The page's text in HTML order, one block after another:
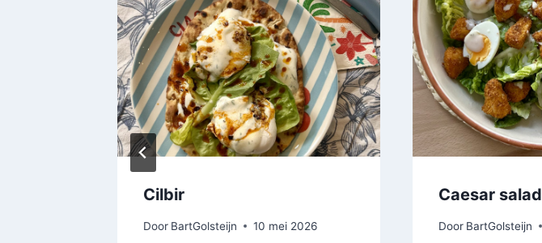
Cilbir
Door BartGolsteijn 10 mei 2026
Caesar salad
Door BartGolsteijn